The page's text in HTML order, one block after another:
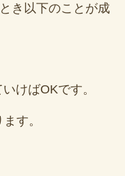
き以下のことが成
けばOKです。
す。